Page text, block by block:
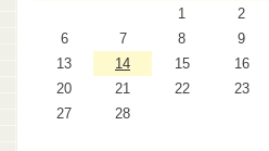
1 2
6
7 8 9
13
14 15 16
20
21 22 23
27
28